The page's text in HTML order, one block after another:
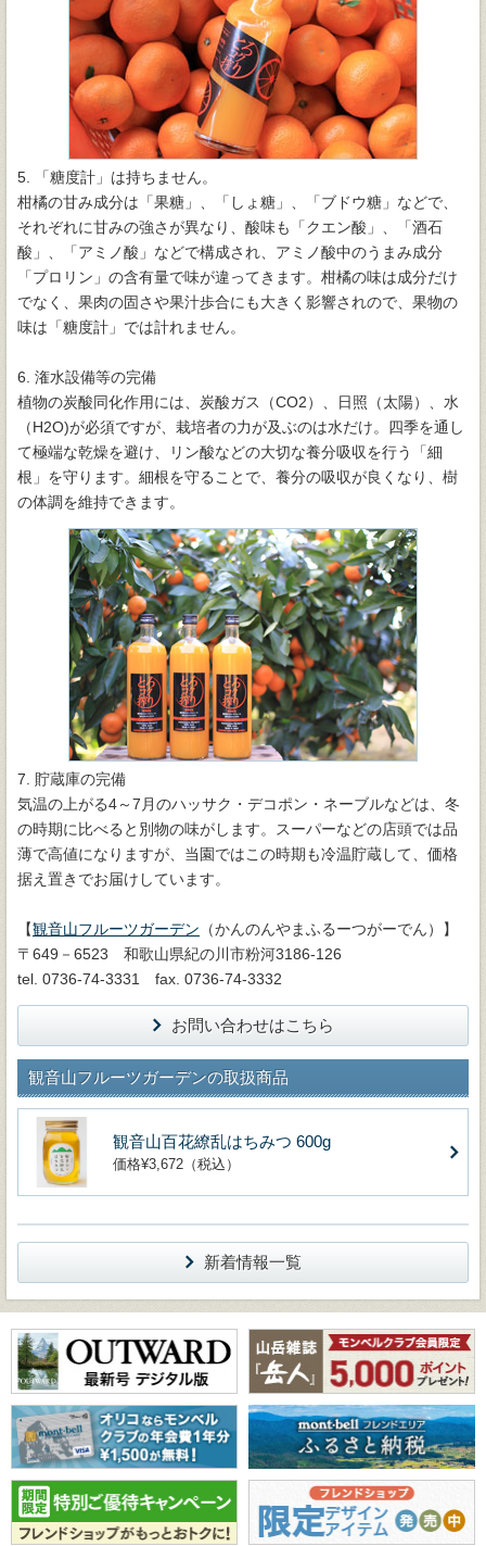
5. 「糖度計」は持ちません。
柑橘の甘み成分は「果糖」、「しょ糖」、「ブドウ糖」などで、
それぞれに甘みの強さが異なり、酸味も「クエン酸」、「酒石
酸」、「アミノ酸」などで構成され、アミノ酸中のうまみ成分
「プロリン」の含有量で味が違ってきます。柑橘の味は成分だけ
でなく、果肉の固さや果汁歩合にも大きく影響されので、果物の
味は「糖度計」では計れません。
6. 潅水設備等の完備
植物の炭酸同化作用には、炭酸ガス（CO2）、日照（太陽）、水
（H2O)が必須ですが、栽培者の力が及ぶのは水だけ。四季を通し
て極端な乾燥を避け、リン酸などの大切な養分吸収を行う「細
根」を守ります。細根を守ることで、養分の吸収が良くなり、樹
の体調を維持できます。
7. 貯蔵庫の完備
気温の上がる4～7月のハッサク・デコポン・ネーブルなどは、冬
の時期に比べると別物の味がします。スーパーなどの店頭では品
薄で高値になりますが、当園ではこの時期も冷温貯蔵して、価格
据え置きでお届けしています。
【観音山フルーツガーデン （かんのんやまふるーつがーでん）】
〒649－6523 和歌山県紀の川市粉河3186-126
tel. 0736-74-3331 fax. 0736-74-3332
お問い合わせはこちら
観音山フルーツガーデンの取扱商品
観音山百花繚乱はちみつ 600g
価格¥3,672（税込）
新着情報一覧